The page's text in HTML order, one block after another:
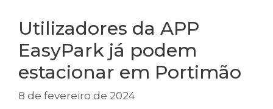
Utilizadores da APP
EasyPark já podem
estacionar em Portimão
8 de fevereiro de 2024